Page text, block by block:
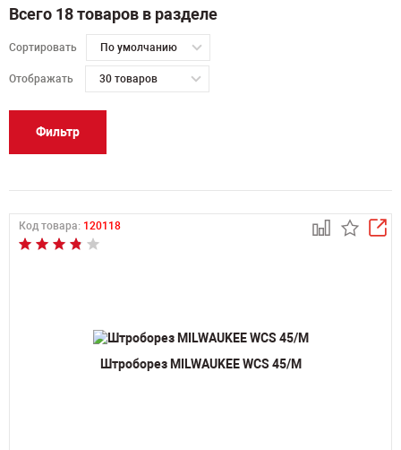
Всего 18 товаров в разделе
Сортировать По умолчанию
Отображать 30 товаров
Фильтр
Код товара: 120118
Штроборез MILWAUKEE WCS 45/M